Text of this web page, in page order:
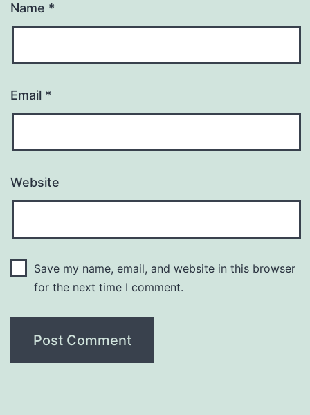
Name *
Email *
Website
Save my name, email, and website in this browser
for the next time I comment.